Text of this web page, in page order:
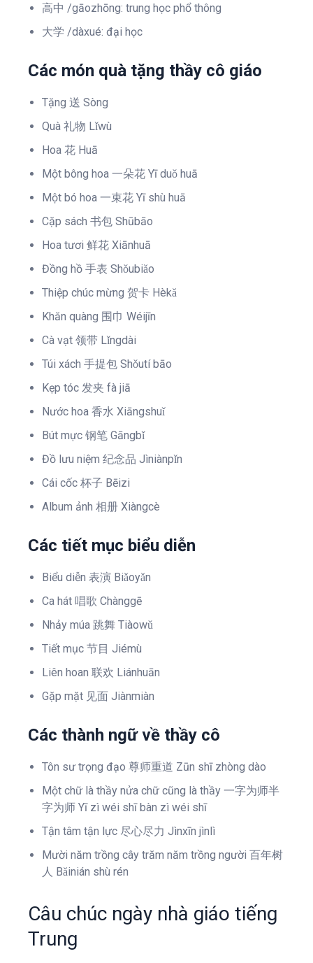
高中 /gāozhōng: trung học phổ thông
大学 /dàxué: đại học
Các món quà tặng thầy cô giáo
Tặng 送 Sòng
Quà 礼物 Lǐwù
Hoa 花 Huā
Một bông hoa 一朵花 Yī duǒ huā
Một bó hoa 一束花 Yī shù huā
Cặp sách 书包 Shūbāo
Hoa tươi 鲜花 Xiānhuā
Đồng hồ 手表 Shǒubiǎo
Thiệp chúc mừng 贺卡 Hèkǎ
Khăn quàng 围巾 Wéijīn
Cà vạt 领带 Lǐngdài
Túi xách 手提包 Shǒutí bāo
Kẹp tóc 发夹 fà jiā
Nước hoa 香水 Xiāngshuǐ
Bút mực 钢笔 Gāngbǐ
Đồ lưu niệm 纪念品 Jìniànpǐn
Cái cốc 杯子 Bēizi
Album ảnh 相册 Xiàngcè
Các tiết mục biểu diễn
Biểu diễn 表演 Biǎoyǎn
Ca hát 唱歌 Chànggē
Nhảy múa 跳舞 Tiàowǔ
Tiết mục 节目 Jiémù
Liên hoan 联欢 Liánhuān
Gặp mặt 见面 Jiànmiàn
Các thành ngữ về thầy cô
Tôn sư trọng đạo 尊师重道 Zūn shī zhòng dào
Một chữ là thầy nửa chữ cũng là thầy 一字为师半
字为师 Yī zì wéi shī bàn zì wéi shī
Tận tâm tận lực 尽心尽力 Jìnxīn jìnlì
Mười năm trồng cây trăm năm trồng người 百年树
人 Bǎinián shù rén
Câu chúc ngày nhà giáo tiếng
Trung